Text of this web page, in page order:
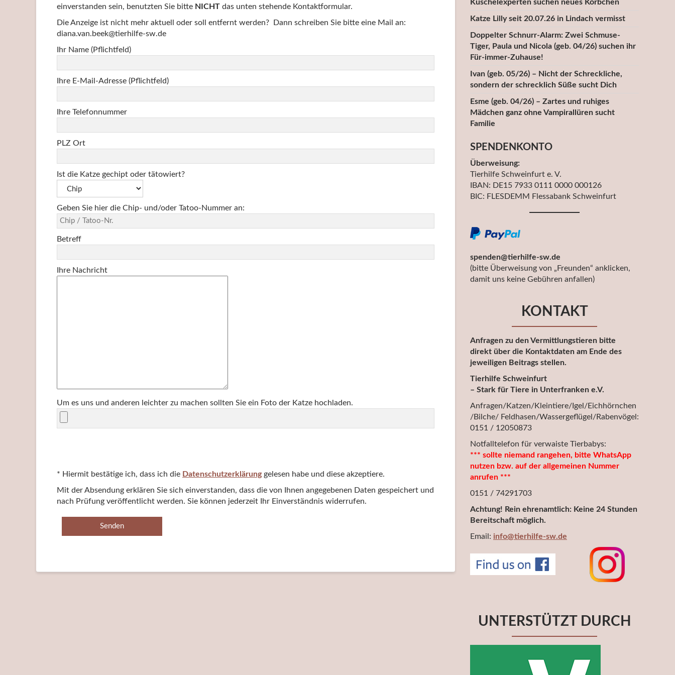
einverstanden sein, benutzten Sie bitte NICHT das unten stehende Kontaktformular.
Die Anzeige ist nicht mehr aktuell oder soll entfernt werden? Dann schreiben Sie bitte eine Mail an:
diana.van.beek@tierhilfe-sw.de
Ihr Name (Pflichtfeld)
Ihre E-Mail-Adresse (Pflichtfeld)
Ihre Telefonnummer
PLZ Ort
Ist die Katze gechipt oder tätowiert?
Geben Sie hier die Chip- und/oder Tatoo-Nummer an:
Betreff
Ihre Nachricht
Um es uns und anderen leichter zu machen sollten Sie ein Foto der Katze hochladen.
* Hiermit bestätige ich, dass ich die Datenschutzerklärunggelesen habe und diese akzeptiere.
Mit der Absendung erklären Sie sich einverstanden, dass die von Ihnen angegebenen Daten gespeichert und
nach Prüfung veröffentlicht werden. Sie können jederzeit Ihr Einverständnis widerrufen.
Kuschelexperten suchen neues Körbchen
Katze Lilly seit 20.07.26 in Lindach vermisst
Doppelter Schnurr-Alarm: Zwei Schmuse-
Tiger, Paula und Nicola (geb. 04/26) suchen ihr
Für-immer-Zuhause!
Ivan (geb. 05/26) – Nicht der Schreckliche,
sondern der schrecklich Süße sucht Dich
Esme (geb. 04/26) – Zartes und ruhiges
Mädchen ganz ohne Vampirallüren sucht
Familie
SPENDENKONTO
Überweisung:
Tierhilfe Schweinfurt e. V.
IBAN: DE15 7933 0111 0000 000126
BIC: FLESDEMM Flessabank Schweinfurt
spenden@tierhilfe-sw.de
(bitte Überweisung von „Freunden“ anklicken,
damit uns keine Gebühren anfallen)
KONTAKT
Anfragen zu den Vermittlungstieren bitte
direkt über die Kontaktdaten am Ende des
jeweiligen Beitrags stellen.
Tierhilfe Schweinfurt
– Stark für Tiere in Unterfranken e.V.
Anfragen/Katzen/Kleintiere/Igel/Eichhörnchen
/Bilche/ Feldhasen/Wassergeflügel/Rabenvögel:
0151 / 12050873
Notfalltelefon für verwaiste Tierbabys:
*** sollte niemand rangehen, bitte WhatsApp
nutzen bzw. auf der allgemeinen Nummer
anrufen ***
0151 / 74291703
Achtung! Rein ehrenamtlich: Keine 24 Stunden
Bereitschaft möglich.
Email: info@tierhilfe-sw.de
UNTERSTÜTZT DURCH